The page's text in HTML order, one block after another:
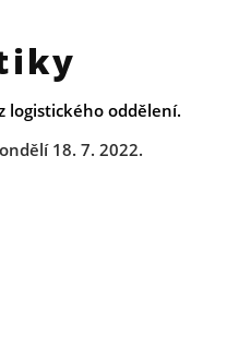
logistického oddělení.
18. 7. 2022.